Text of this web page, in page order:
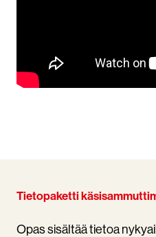
Tietopaketti
Opas sisältää tietoa